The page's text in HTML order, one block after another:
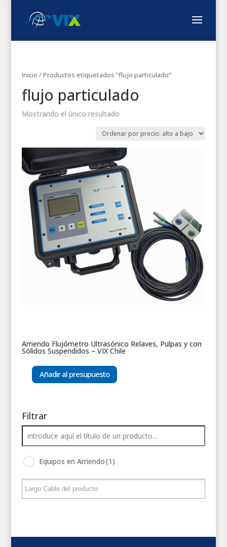
Inicio / Productos etiquetados “flujo particulado”
flujo particulado
Mostrando el único resultado
Arriendo Flujómetro Ultrasónico Relaves, Pulpas y con
Sólidos Suspendidos – VIX Chile
Añadir al presupuesto
Filtrar
Equipos en Arriendo(1)